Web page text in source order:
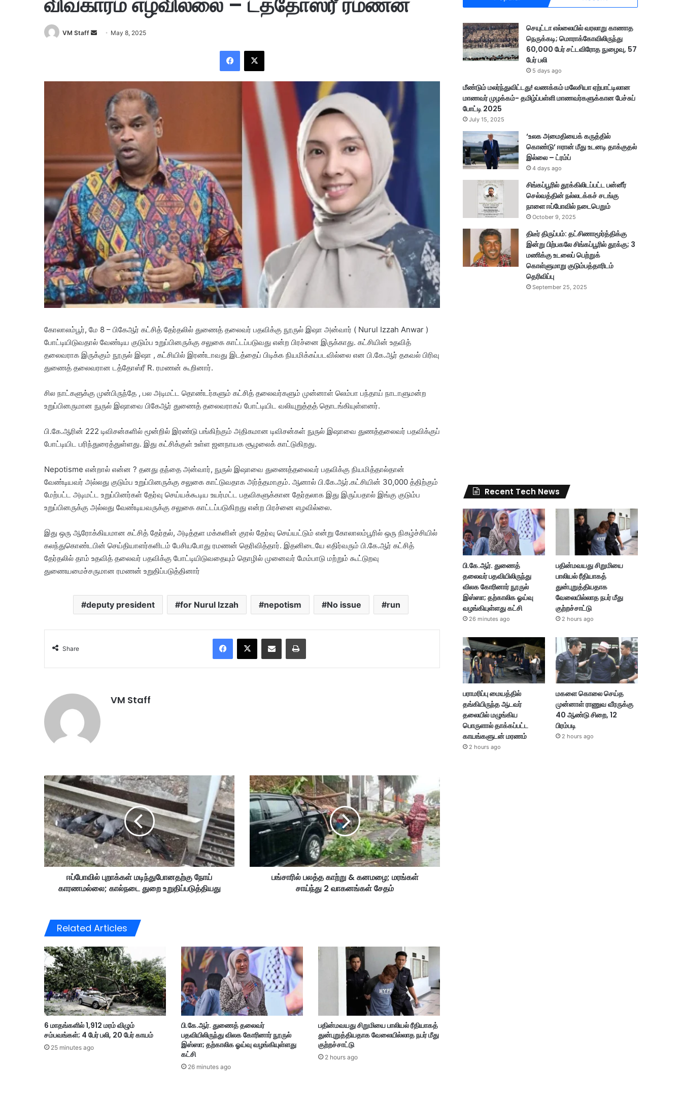
VM Staff
a
l
May 8, 2025
கோலாலம்பூர், மே 8 – பிகேஆர் கட்சித் தேர்தலில் துணைத் தலைவர் பதவிக்கு நூருல் இஷா அன்வார் ( Nurul Izzah Anwar )
போட்டியிடுவதால் வேண்டிய குடும்ப உறுப்பினருக்கு சலுகை காட்டப்படுவது என்ற பிரச்னை இருக்காது. கட்சியின் உதவித்
தலைவராக இருக்கும் நூருல் இஷா , கட்சியில் இரண்டாவது இடத்தைப் பிடிக்க நியமிக்கப்படவில்லை என பி.கே.ஆர் தகவல் பிரிவு
துணைத் தலைவரான டத்தோஸ்ரீ R. ரமணன் கூறினார்.
சில நாட்களுக்கு முன்பிருந்தே , பல அடிமட்ட தொண்டர்களும் கட்சித் தலைவர்களும் முன்னாள் லெம்பா பந்தாய் நாடாளுமன்ற
உறுப்பினருமான நுருல் இஷாவை பிகேஆர் துணைத் தலைவராகப் போட்டியிட வலியுறுத்தத் தொடங்கியுள்ளனர்.
பி.கே.ஆரின் 222 டிவிசன்களில் மூன்றில் இரண்டு பங்கிற்கும் அதிகமான டிவிசன்கள் நுருல் இஷாவை துணத்தலைவர் பதவிக்குப்
போட்டியிட பரிந்துரைத்துள்ளது. இது கட்சிக்குள் உள்ள ஜனநாயக சூழலைக் காட்டுகிறது.
Nepotisme என்றால் என்ன ? தனது தந்தை அன்வார், நுருல் இஷாவை துணைத்தலைவர் பதவிக்கு நியமித்தால்தான்
வேண்டியவர் அல்லது குடும்ப உறுப்பினருக்கு சலுகை காட்டுவதாக அர்த்தமாகும். ஆனால் பி.கே.ஆர்.கட்சியின் 30,000 த்திற்கும்
மேற்பட்ட அடிமட்ட உறுப்பினர்கள் தேர்வு செய்யக்கூடிய உயர்மட்ட பதவிகளுக்கான தேர்தலாக இது இருப்பதால் இங்கு குடும்ப
உறுப்பினருக்கு அல்லது வேண்டியவருக்கு சலுகை காட்டப்படுகிறது என்ற பிரச்னை எழவில்லை.
இது ஒரு ஆரோக்கியமான கட்சித் தேர்தல், அடித்தள மக்களின் குரல் தேர்வு செய்யட்டும் என்று கோலாலம்பூரில் ஒரு நிகழ்ச்சியில்
கலந்துகொண்டபின் செய்தியாளர்களிடம் பேசியபோது ரமணன் தெரிவித்தார். இதனிடையே எதிர்வரும் பி.கே.ஆர் கட்சித்
தேர்தலில் தாம் உதவித் தலைவர் பதவிக்கு போட்டியிடுவதையும் தொழில் முனைவர் மேம்பாடு மற்றும் கூட்டுறவு
துணையமைச்சருமான ரமணன் உறுதிப்படுத்தினார்
deputy president for Nurul Izzah nepotism No issue run
Share
VM Staff
ஈ
ப்
போ
வி
ல்
பு
றா
க்
க
போ
த
ற்
கு
நோ
ய்
கா
ர
ண
ம
ல்
ஈப்போவில் புறாக்கள் மடிந்துபோனதற்கு நோய்
காரணமல்லை; கால்நடை துறை உறுதிப்படுத்தியது
ப
ங்
சா
ரி
ல்
த
ழை
ம
ர
ங்
க
ள்
சா
ய்
ந்
பங்சாரில் பலத்த காற்று & கனமழை; மரங்கள்
சாய்ந்து 2 வாகனங்கள் சேதம்
Related Articles
6 மாதங்களில் 1,912 மரம் விழும்
சம்பவங்கள்; 4 பேர் பலி, 20 பேர் காயம்
25 minutes ago
பி.கே.ஆர். துணைத் தலைவர்
பதவியிலிருந்து விலக கோரினார் நூருல்
இஸ்ஸா; தற்காலிக ஓய்வு வழங்கியுள்ளது
கட்சி
26 minutes ago
பதின்மவயது சிறுமியை பாலியல் ரீதியாகத்
துன்புறுத்தியதாக வேலையில்லாத நபர் மீது
குற்றச்சாட்டு
2 hours ago
செயுட்டா எல்லையில் வரலாறு காணாத
நெருக்கடி; மொராக்கோவிலிருந்து
60,000 பேர் சட்டவிரோத நுழைவு, 57
பேர் பலி
5 days ago
மீண்டும் மலர்ந்துவிட்டது! வணக்கம் மலேசியா ஏற்பாட்டிலான
மாணவர் முழக்கம்- தமிழ்ப்பள்ளி மாணவர்களுக்கான பேச்சுப்
போட்டி 2025
July 15, 2025
‘உலக அமைதியைக் கருத்தில்
கொண்டு’ ஈரான் மீது உடனடி தாக்குதல்
இல்லை – ட்ரம்ப்
4 days ago
சிங்கப்பூரில் தூக்கிலிடப்பட்ட பன்னீர்
செல்வத்தின் நல்லடக்கச் சடங்கு
நாளை ஈப்போவில் நடைபெறும்
October 9, 2025
திடீர் திருப்பம்: தட்சிணாமூர்த்திக்கு
இன்று பிற்பகலே சிங்கப்பூரில் தூக்கு; 3
மணிக்கு உடலைப் பெற்றுக்
கொள்ளுமாறு குடும்பத்தாரிடம்
தெரிவிப்பு
September 25, 2025
Recent Tech News
பி.கே.ஆர். துணைத்
தலைவர் பதவியிலிருந்து
விலக கோரினார் நூருல்
இஸ்ஸா; தற்காலிக ஓய்வு
வழங்கியுள்ளது கட்சி
26 minutes ago
பதின்மவயது சிறுமியை
பாலியல் ரீதியாகத்
துன்புறுத்தியதாக
வேலையில்லாத நபர் மீது
குற்றச்சாட்டு
2 hours ago
பராமரிப்பு மையத்தில்
தங்கியிருந்த ஆடவர்
தலையில் மழுங்கிய
பொருளால் தாக்கப்பட்ட
காயங்களுடன் மரணம்
2 hours ago
மகளை கொலை செய்த
முன்னாள் ராணுவ வீரருக்கு
40 ஆண்டு சிறை, 12
பிரம்படி
2 hours ago